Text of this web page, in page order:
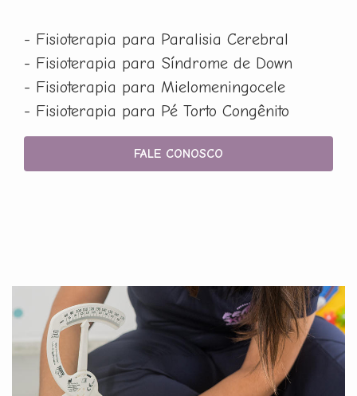
- Fisioterapia para Paralisia Cerebral
- Fisioterapia para Síndrome de Down
- Fisioterapia para Mielomeningocele
- Fisioterapia para Pé Torto Congênito
FALE CONOSCO